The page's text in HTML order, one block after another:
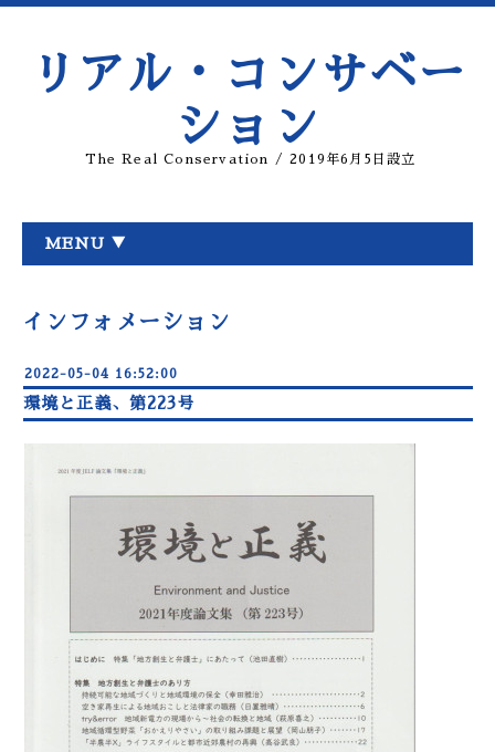
リアル・コンサベー
ション
The Real Conservation / 2019年6月5日設立
MENU ▼
インフォメーション
2022-05-04 16:52:00
環境と正義、第223号